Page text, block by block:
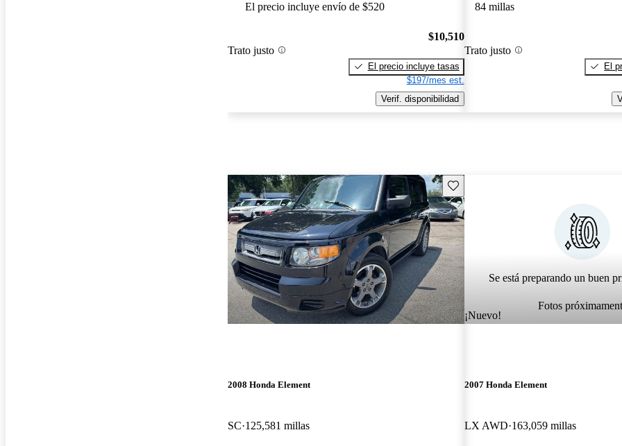
El precio incluye envío de $520
Trato justo
$10,510
El precio incluye tasas
$197/mes est.
Verif. disponibilidad
84 millas
Trato justo
El
Guarda este Aviso
2008 Honda Element
SC 125,581 millas
Se está preparando un buen
Fotos
¡Nuevo!
2007 Honda Element
LX AWD 163,059 millas